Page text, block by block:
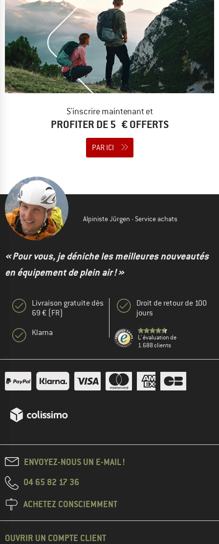
S'inscrire maintenant et
PROFITER DE 5 € OFFERTS
PAR ICI
Alpiniste Jürgen - Service achats
« Pour vous, je déniche les meilleures nouveautés
en équipement de plein air ! »
Livraison gratuite dès
69 € (FR)
Klarna
Droit de retour de 100
jours
L' évaluation de
1.688 clients
ENVOYEZ-NOUS UN E-MAIL !
04 65 82 17 36
ACHETEZ CONSCIEMMENT
OUVRIR UN COMPTE CLIENT